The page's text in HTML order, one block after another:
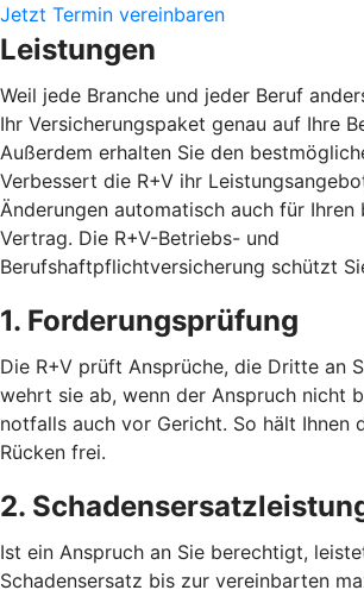
Jetzt Termin vereinbaren
Leistungen
Weil jede Branche und jeder Beruf
Ihr Versicherungspaket genau auf Ihre
Außerdem erhalten Sie den
Verbessert die R+V ihr
Änderungen automatisch auch für Ihren
Vertrag. Die R+V-Betriebs- und
Berufshaftpflichtversicherung schützt
1. Forderungsprüfung
Die R+V prüft Ansprüche, die Dritte an
wehrt sie ab, wenn der Anspruch nicht
notfalls auch vor Gericht. So hält Ihnen
Rücken frei.
2.
Ist ein Anspruch an Sie berechtigt,
Schadensersatz bis zur vereinbarten